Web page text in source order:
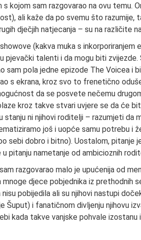
s kojom sam razgovarao na ovu temu.
ali kaže da po svemu što
dječjih natjecanja – su na različite
(kakva muka s
pjevački talenti i da mogu biti
sam pola jedne epizode The Voicea i
s ekrana, kroz svo to frenetično
da se posvete nečemu
kroz takve stvari uvjere se da će
stanju ni njihovi roditelji – razumjeti
još i uopće samu potrebu i
sebi dobro i bitno). Uostalom, pitanje
pitanju nametanje od ambicioznih
razgovarao malo je upućenija od
djece pobjednika iz prethodnih
pobijedila ali su njihovi nastupi
Šuput) i fanatičnom divljenju njihovu
kada takve vanjske pohvale